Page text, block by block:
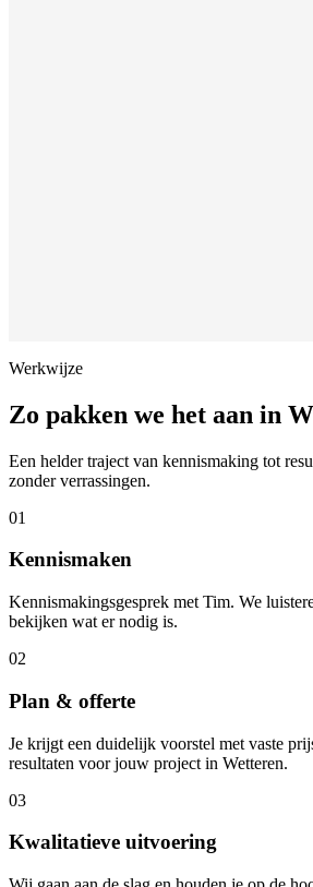
Werkwijze
Zo pakken we het aan in
Een helder traject van kennismaking tot
zonder verrassingen.
01
Kennismaken
Kennismakingsgesprek met Tim. We
bekijken wat er nodig is.
02
Plan & offerte
Je krijgt een duidelijk voorstel met vaste
resultaten voor jouw project in Wetteren.
03
Kwalitatieve uitvoering